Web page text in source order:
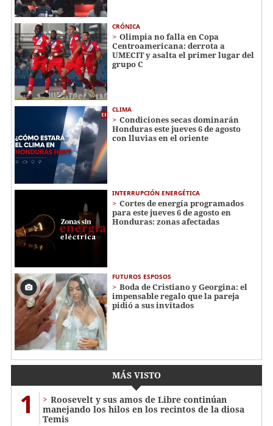
CRÓNICA
Olimpia no falla en Copa
Centroamericana: derrota a
UMECIT y asalta el primer lugar del
grupo C
CLIMA
Condiciones secas dominarán
Honduras este jueves 6 de agosto
con lluvias en el oriente
INTERRUPCIÓN ENERGÉTICA
Cortes de energía programados
para este jueves 6 de agosto en
Honduras: zonas afectadas
FUTUROS ESPOSOS
Boda de Cristiano y Georgina: el
impensable regalo que la pareja
pidió a sus invitados
MÁS VISTO
1
Roosevelt y sus amos de Libre continúan
manejando los hilos en los recintos de la diosa
Temis